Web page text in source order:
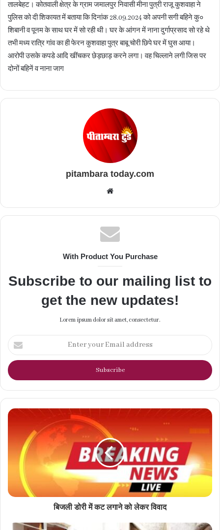
तालबेहट। कोतवाली क्षेत्र के ग्राम जमालपुर निवासी मीना पुत्री राजू कुशवाहा ने
पुलिस को दी शिकायत में बताया कि दिनांक 28.09.2024 को अपनी सगी बहिने कु०
शिबानी व पूनम के साथ घर में सो रही थी। घर के आंगन में नाना दुर्गाप्रसाद सो रहे थे
तभी मध्य रात्रि गांव का ही फेरन कुशवाहा पुत्र बाबू चोरी छिपे घर में घुस आया।
आरोपी उसके कपडे आदि खींचकर छेड़छाड़ करने लगा। वह चिल्लाने लगी जिस पर
दोनों बहिनें व नाना जाग
pitambara today.com
Website
With Product You Purchase
Subscribe to our mailing list to
get the new updates!
Lorem ipsum dolor sit amet, consectetur.
Enter
your
Email
address
बिजली डोरी में कट लगाने को लेकर विवाद